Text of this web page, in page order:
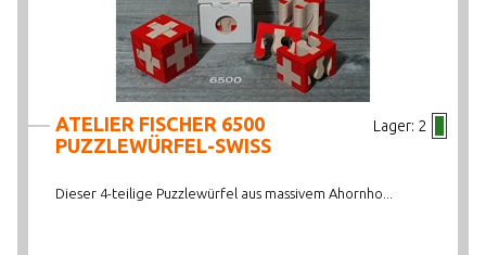
Lager: 2
ATELIER FISCHER 6500
PUZZLEWÜRFEL-SWISS
Dieser 4-teilige Puzzlewürfel aus massivem Ahornho...